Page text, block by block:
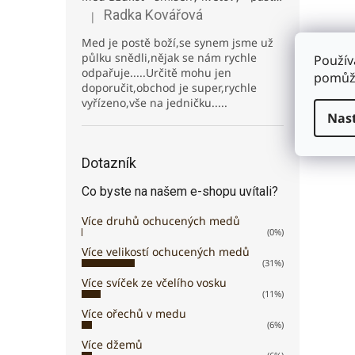
Hodnocení produktu je 5 z 5 hvězdiček.
| Radka Kovářová
Med je postě boží,se synem jsme už
půlku snědli,nějak se nám rychle
odpařuje.....Určitě mohu jen
doporučit,obchod je super,rychle
vyřízeno,vše na jedničku.....
Dotazník
Co byste na našem e-shopu uvítali?
Více druhů ochucených medů
(0%)
Více velikostí ochucených medů
(31%)
Více svíček ze včelího vosku
(11%)
Více ořechů v medu
(6%)
Více džemů
146